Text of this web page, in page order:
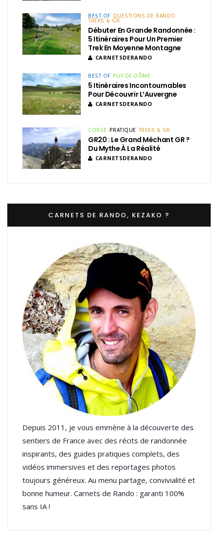
BEST OF QUESTIONS DE RANDO
TREKS & GR
Débuter En Grande Randonnée :
5 Itinéraires Pour Un Premier
Trek En Moyenne Montagne
CARNETSDERANDO
BEST OF PUY-DE-DÔME
5 Itinéraires Incontournables
Pour Découvrir L’Auvergne
CARNETSDERANDO
CORSE PRATIQUE TREKS & GR
GR20 : Le Grand Méchant GR ?
Du Mythe À La Réalité
CARNETSDERANDO
CARNETS DE RANDO, KEZAKO ?
Depuis 2011, je vous emmène à la découverte des
sentiers de France avec des récits de randonnée
inspirants, des guides pratiques complets, des
vidéos immersives et des reportages photos
toujours généreux. Au menu partage, convivialité et
bonne humeur. Carnets de Rando : garanti 100%
sans IA !